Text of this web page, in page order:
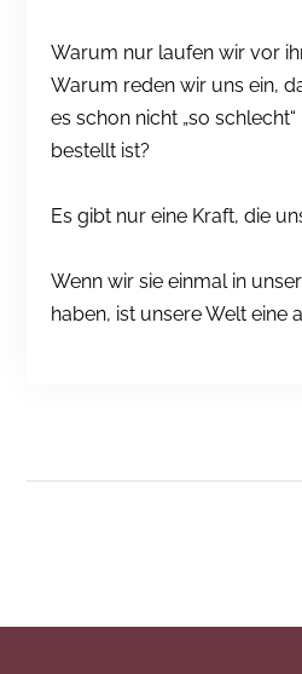
Warum nur laufen wir vor
Warum reden wir uns ein,
es schon nicht „so
bestellt ist?
Es gibt nur eine Kraft, die
Wenn wir sie einmal in
haben, ist unsere Welt eine